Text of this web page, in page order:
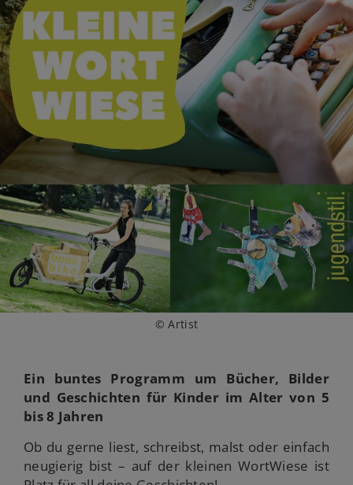
© Artist
Ein buntes Programm um Bücher, Bilder
und Geschichten für Kinder im Alter von 5
bis 8 Jahren
Ob du gerne liest, schreibst, malst oder einfach
neugierig bist – auf der kleinen WortWiese ist